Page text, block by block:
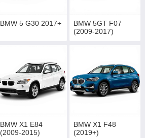
BMW 5 G30 2017+
BMW 5GT F07
(2009-2017)
BMW X1 E84
(2009-2015)
BMW X1 F48
(2019+)